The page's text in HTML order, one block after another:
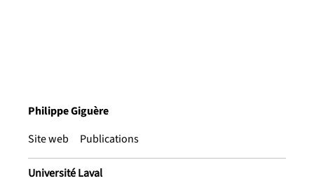
Philippe Giguère
Site web
Publications
Université Laval